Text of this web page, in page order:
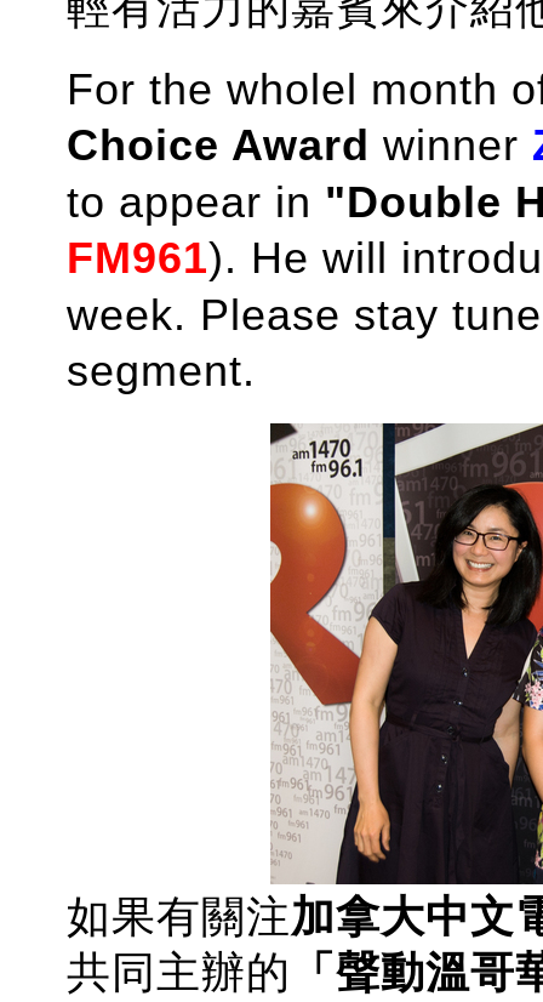
For the wholel month
Choice Award winner
to appear in "Double
FM961). He will
week. Please stay
segment.
如果有關注加拿大中文
共同主辦的 「聲動溫哥